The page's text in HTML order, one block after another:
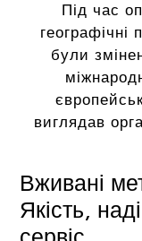
Під час
географічні
були
виглядав
Вживані
Якість,